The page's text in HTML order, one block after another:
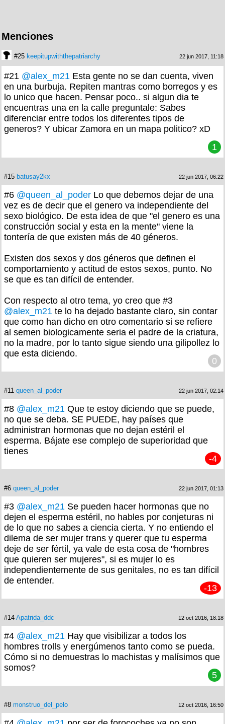
Menciones
#25 keepitupwiththepatriarchy 22 jun 2017, 11:18
#21 @alex_m21 Esta gente no se dan cuenta, viven
en una burbuja. Repiten mantras como borregos y es
lo unico que hacen. Pensar poco.. si algun dia te
encuentras una en la calle preguntale: Sabes
diferenciar entre todos los diferentes tipos de
generos? Y ubicar Zamora en un mapa politico? xD
1
#15 batusay2kx 22 jun 2017, 06:22
#6 @queen_al_poder Lo que debemos dejar de una
vez es de decir que el genero va independiente del
sexo biológico. De esta idea de que "el genero es una
construcción social y esta en la mente" viene la
tontería de que existen más de 40 géneros.
Existen dos sexos y dos géneros que definen el
comportamiento y actitud de estos sexos, punto. No
se que es tan difícil de entender.
Con respecto al otro tema, yo creo que #3
@alex_m21 te lo ha dejado bastante claro, sin contar
que como han dicho en otro comentario si se refiere
al semen biologicamente seria el padre de la criatura,
no la madre, por lo tanto sigue siendo una gilipollez lo
que esta diciendo.
0
#11 queen_al_poder 22 jun 2017, 02:14
#8 @alex_m21 Que te estoy diciendo que se puede,
no que se deba. SE PUEDE, hay países que
administran hormonas que no dejan estéril el
esperma. Bájate ese complejo de superioridad que
tienes
-4
#6 queen_al_poder 22 jun 2017, 01:13
#3 @alex_m21 Se pueden hacer hormonas que no
dejen el esperma estéril, no hables por conjeturas ni
de lo que no sabes a ciencia cierta. Y no entiendo el
dilema de ser mujer trans y querer que tu esperma
deje de ser fértil, ya vale de esta cosa de "hombres
que quieren ser mujeres", si es mujer lo es
independientemente de sus genitales, no es tan difícil
de entender.
-13
#14 Apatrida_ddc 12 oct 2016, 18:18
#4 @alex_m21 Hay que visibilizar a todos los
hombres trolls y energúmenos tanto como se pueda.
Cómo si no demuestras lo machistas y malísimos que
somos?
5
#8 monstruo_del_pelo 12 oct 2016, 16:50